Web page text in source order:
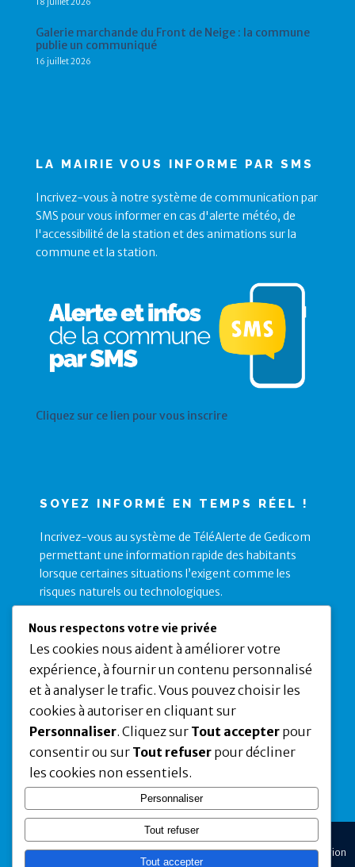
Ce site utilise des cookies pour vous garantir
la meilleure expérience sur notre site.
En savoir plus
Déclinez Acceptez
✕
18 juillet 2026
Galerie marchande du Front de Neige : la commune
publie un communiqué
16 juillet 2026
LA MAIRIE VOUS INFORME PAR SMS
Incrivez-vous à notre système de communication par
SMS pour vous informer en cas d'alerte météo, de
l'accessibilité de la station et des animations sur la
commune et la station.
Cliquez sur ce lien pour vous inscrire
SOYEZ INFORMÉ EN TEMPS RÉEL !
Incrivez-vous au système de TéléAlerte de Gedicom
permettant une information rapide des habitants
lorsque certaines situations l’exigent comme les
risques naturels ou technologiques.
Cliquez sur ce lien pour vous inscrire
Isola, site officiel de la commune d'Isola dans les Alpes-Maritimes - Région
Nous respectons votre vie privée
Les cookies nous aident à améliorer votre
expérience, à fournir un contenu personnalisé
et à analyser le trafic. Vous pouvez choisir les
cookies à autoriser en cliquant sur
Personnaliser. Cliquez sur Tout accepter pour
consentir ou sur Tout refuser pour décliner
les cookies non essentiels.
Personnaliser
Tout refuser
Tout accepter